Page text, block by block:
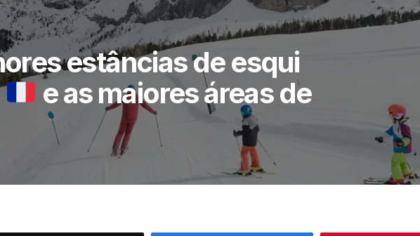
estâncias de esqui
e as maiores áreas de